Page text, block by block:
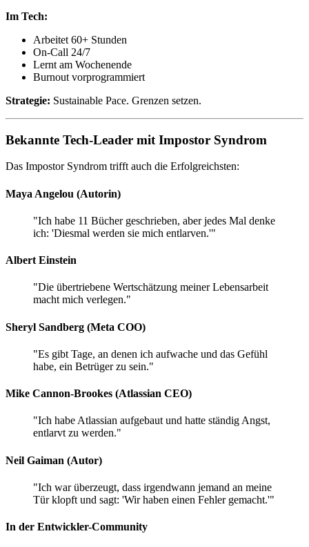
Im Tech:
Arbeitet 60+ Stunden
On-Call 24/7
Lernt am Wochenende
Burnout vorprogrammiert
Strategie: Sustainable Pace. Grenzen setzen.
Bekannte Tech-Leader mit Impostor Syndrom
Das Impostor Syndrom trifft auch die Erfolgreichsten:
Maya Angelou (Autorin)
"Ich habe 11 Bücher geschrieben, aber jedes Mal denke
ich: 'Diesmal werden sie mich entlarven.'"
Albert Einstein
"Die übertriebene Wertschätzung meiner Lebensarbeit
macht mich verlegen."
Sheryl Sandberg (Meta COO)
"Es gibt Tage, an denen ich aufwache und das Gefühl
habe, ein Betrüger zu sein."
Mike Cannon-Brookes (Atlassian CEO)
"Ich habe Atlassian aufgebaut und hatte ständig Angst,
entlarvt zu werden."
Neil Gaiman (Autor)
"Ich war überzeugt, dass irgendwann jemand an meine
Tür klopft und sagt: 'Wir haben einen Fehler gemacht.'"
In der Entwickler-Community